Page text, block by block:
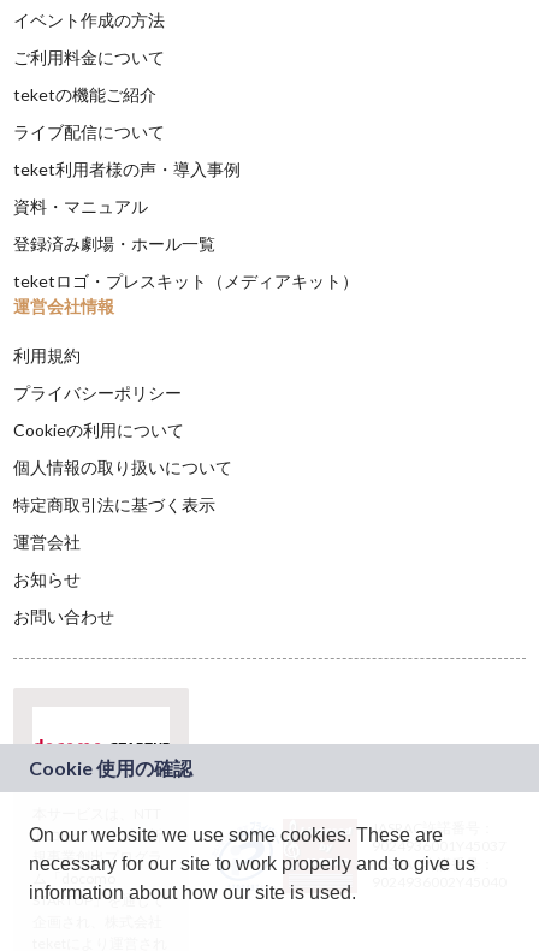
イベント作成の方法
ご利用料金について
teketの機能ご紹介
ライブ配信について
teket利用者様の声・導入事例
資料・マニュアル
登録済み劇場・ホール一覧
teketロゴ・プレスキット（メディアキット）
運営会社情報
利用規約
プライバシーポリシー
Cookieの利用について
個人情報の取り扱いについて
特定商取引法に基づく表示
運営会社
お知らせ
お問い合わせ
ドコモグループの新
規事業創出プログラ
ム「docomo
STARTUP」を通じて
JASRAC許諾番号：
9024936001Y45037
JASRAC許諾番号：
On our website we use some cookies. These are
necessary for our site to work properly and to give us
information about how our site is used.